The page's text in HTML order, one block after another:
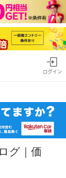
ログイン
グ｜価